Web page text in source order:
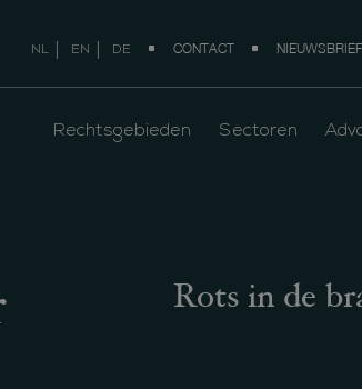
NL EN DE CONTACT NIEUWSBRIEF
Rechtsgebieden Sectoren
Rots in de